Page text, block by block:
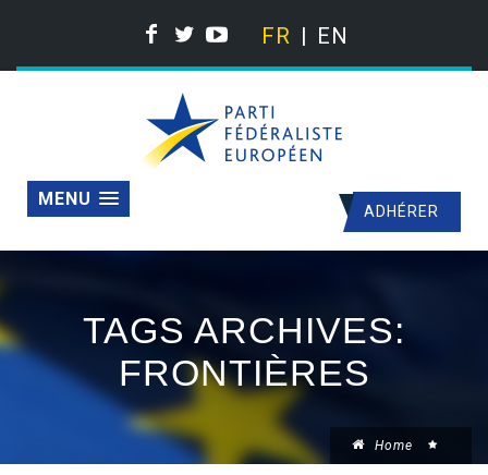
FR EN
ADHÉRER
MENU
TAGS ARCHIVES:
FRONTIÈRES
Home